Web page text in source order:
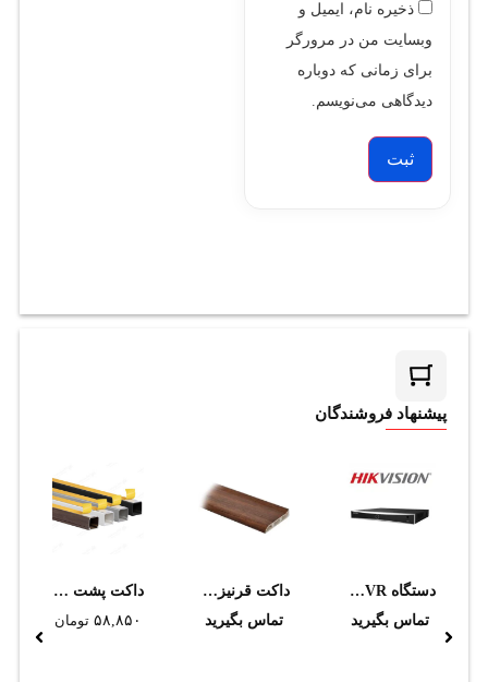
ذخیره نام، ایمیل و
وبسایت من در مرورگر
برای زمانی که دوباره
دیدگاهی می‌نویسم.
پیشنهاد فروشندگان
دستگاه NVR هایک ویژن مدل DS-7616NXI-K2
تماس بگیرید
داکت قرنيزي ارتفاع 80mm داراي لبه نرم طرح چوب سوپيتا
تماس بگیرید
داکت پشت چسب دار 30*30 دانوب
۵۸,۸۵۰ تومان